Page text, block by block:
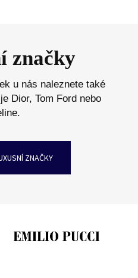
značky
u nás naleznete také
Dior, Tom Ford nebo
ZNAČKY